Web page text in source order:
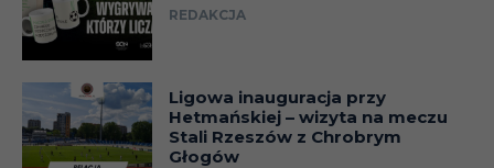
REDAKCJA
Ligowa inauguracja przy
Hetmańskiej – wizyta na meczu
Stali Rzeszów z Chrobrym
Głogów